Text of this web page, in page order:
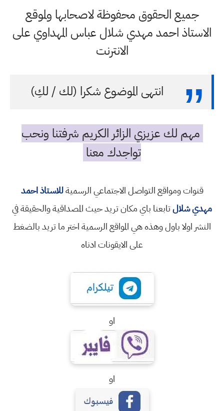
جميع الحقوق محفوظة لاصحابها ولموقع
الاستاذ احمد مهدي شلال عباس المهداوي على
الانترنت
انتهى الموضوع شكرا (لك / لكِ)
مهم لك عزيزي الزائر الكريم شرفتنا ونحب
تواجدك معنا
قنوات ومواقع التواصل الاجتماعي الرسميةللاستاذ احمد
مهدي شلالتابعنا باي مكان تريد حيث المصداقية والحقيقة في
النشر اولا باول وهذه هي المواقع الرسمية اختر ما تريد بالضغط
على الايقونات ادناه
او
او